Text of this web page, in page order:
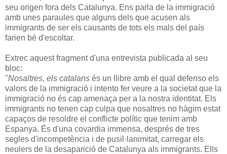
seu origen fora dels Catalunya. Ens parla de la immigració
amb unes paraules que alguns dels que acusen als
immigrants de ser els causants de tots els mals del país
farien bé d'escoltar.
Extrec aquest fragment d'una entrevista publicada al seu
bloc:
"Nosaltres, els catalans és un llibre amb el qual defenso els
valors de la immigració i intento fer veure a la societat que la
immigració no és cap amenaça per a la nostra identitat. Els
immigrants no tenen cap culpa que nosaltres no hàgim estat
capaços de resoldre el conflicte polític que tenim amb
Espanya. És d'una covardia immensa, després de tres
segles d'incompetència i de pusil·lanimitat, carregar els
neulers de la desaparició de Catalunya als immigrants. Ells